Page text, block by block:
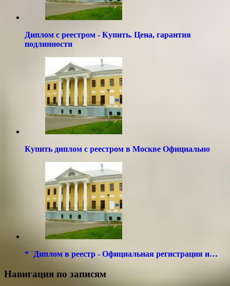
Диплом с реестром - Купить. Цена, гарантия
подлинности
Купить диплом с реестром в Москве Официально
* `Диплом в реестр - Официальная регистрация и…
Навигация по записям